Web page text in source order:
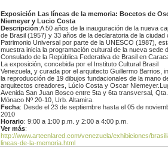
Exposición Las líneas de la memoria: Bocetos de
Niemeyer y Lucio Costa
Descripción:A 50 años de la inauguración de la nueva
de Brasil (1957) y 33 años de la declaratoria de la ciudad
Patrimonio Universal por parte de la UNESCO (1987),
muestra inicia la programación cultural de la nueva sede
Consulado de la República Federativa de Brasil en
La exposición, concebida por el Instituto Cultural Brasil
Venezuela, y curada por el arquitecto Guillermo Barrios,
la reproducción de 19 dibujos fundacionales de la mano
arquitectos creadores, Lúcio Costa y Oscar
Avenida San Juan Bosco entre 5ta y 6ta transversal, Qta.
Mónaco Nº 20-10, Urb. Altamira.
Fecha: Desde el 23 de septiembre hasta el 05 de
2010
Horario: 9:00 a 1:00 p.m. y 2:00 a 4:00 p.m.
Ver más:
http://www.arteenlared.com/venezuela/exhibiciones/
lineas-de-la-memoria.html